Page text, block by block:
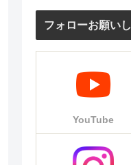
フォローお願い
YouTube